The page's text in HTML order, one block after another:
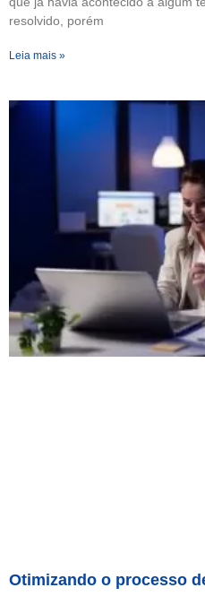
resolvido, porém
Leia mais »
Otimizando o processo